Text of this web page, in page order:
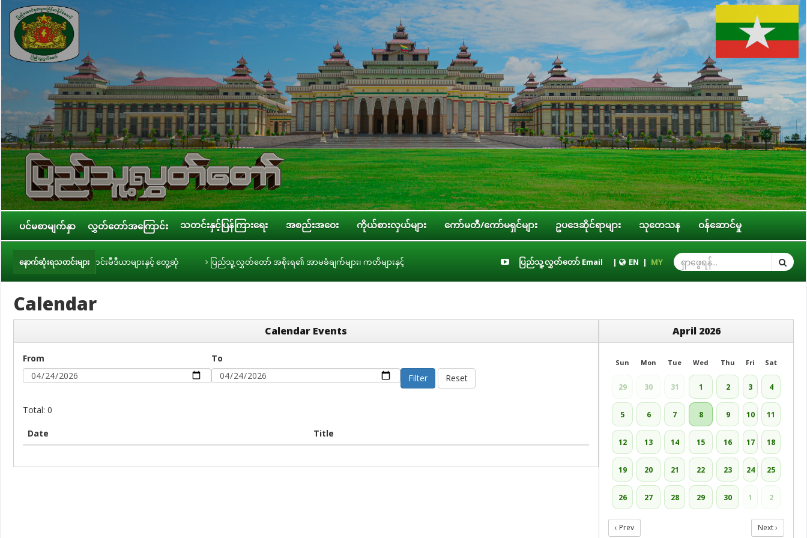
ပင်မစာမျက်နှာ လွှတ်တော်အကြောင်း သတင်းနှင့်ပြန်ကြားရေး အစည်းအဝေး ကိုယ်စားလှယ်များ ကော်မတီ/ကော်မရှင်များ ဥပဒေဆိုင်ရာများ သုတေသန ဝန်ဆောင်မှု
နောက်ဆုံးရသတင်းများ
ဦးခင်ရီ သတင်းမီဒီယာများနှင့် တွေ့ဆုံ ပြည်သူ့လွှတ်တော် အစိုးရ၏ အာမခံချက်များ၊ ကတိများနှင့် တာဝန်ခံချက်များစိစစ်ရေးကော်မတီနှင့် ပြည်ထောင်စုအဆင့် အဖွဲ့အစည်းများ၊ ဝန်ကြီးဌာနများ၊ တိုင်းဒေသကြီး/ပြည်နယ် အစိုးရအဖွဲ့တို့နှ
ပြည်သူ့လွှတ်တော် Email | EN | MY
Calendar
Calendar Events
From
To
Filter
Reset
Total: 0
Date Title
April 2026
Sun Mon Tue Wed Thu Fri Sat
29 30 31 1 2 3 4
5 6 7 8 9 10 11
12 13 14 15 16 17 18
19 20 21 22 23 24 25
26 27 28 29 30 1 2
‹ Prev Next ›